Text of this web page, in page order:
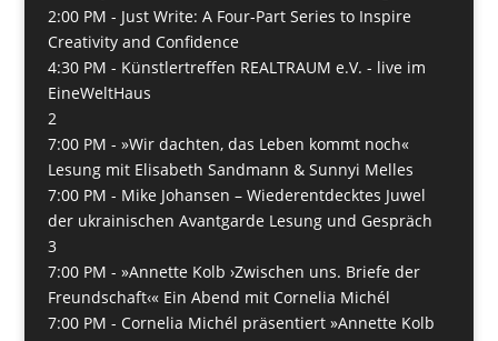
2:00 PM - Just Write: A Four-Part Series to Inspire
Creativity and Confidence
4:30 PM - Künstlertreffen REALTRAUM e.V. - live im
EineWeltHaus
2
7:00 PM - »Wir dachten, das Leben kommt noch«
Lesung mit Elisabeth Sandmann & Sunnyi Melles
7:00 PM - Mike Johansen – Wiederentdecktes Juwel
der ukrainischen Avantgarde Lesung und Gespräch
3
7:00 PM - »Annette Kolb ›Zwischen uns. Briefe der
Freundschaft‹« Ein Abend mit Cornelia Michél
7:00 PM - Cornelia Michél präsentiert »Annette Kolb